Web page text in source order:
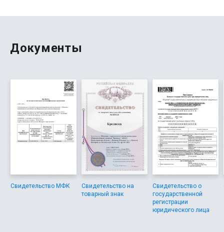
просрочками, информация по использованию сервиса,
Документы
Свидетельство МФК
Свидетельство на
товарный знак
Свидетельство о
государственной
регистрации
юридического лица